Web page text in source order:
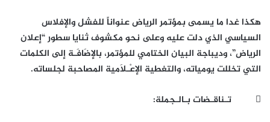
هكذا غدا ما يسمى بمؤتمر الرياض عنواناً للفشل والإفلاس
السياسي الذي دلت عليه وعلى نحو مكشوف ثنايا سطور “إعلان
الرياض”، وديباجة البيان الختامي للمؤتمر، بالإضَافَـة إلى الكلمات
التي تخللت يومياته، والتغطية الإعْـلَامية المصاحبة لجلساته.
 تـناقـضات بـالـجملة: